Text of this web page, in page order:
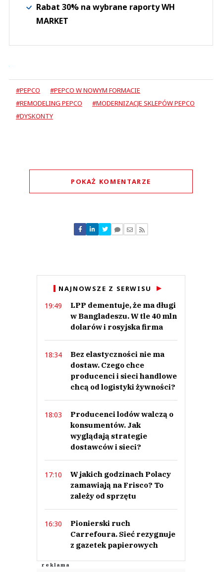
Rabat 30% na wybrane raporty WH
MARKET
#PEPCO
#PEPCO W NOWYM FORMACIE
#REMODELING PEPCO
#MODERNIZACJE SKLEPÓW PEPCO
#DYSKONTY
POKAŻ KOMENTARZE
Nie znaleziono komentarzy
Zostaw swoje komentarze
NAJNOWSZE Z SERWISU
19:49
LPP dementuje, że ma długi
w Bangladeszu. W tle 40 mln
dolarów i rosyjska firma
18:34
Bez elastyczności nie ma
dostaw. Czego chce
producenci i sieci handlowe
chcą od logistyki żywności?
18:03
Producenci lodów walczą o
konsumentów. Jak
wyglądają strategie
dostawców i sieci?
17:10
W jakich godzinach Polacy
zamawiają na Frisco? To
zależy od sprzętu
16:30
Pionierski ruch
Carrefoura. Sieć rezygnuje
z gazetek papierowych